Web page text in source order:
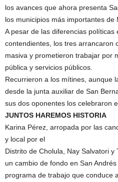
los avances que ahora presenta
los municipios más importantes de
A pesar de las diferencias políticas
contendientes, los tres arrancaron
masiva y prometieron trabajar por
pública y servicios públicos.
Recurrieron a los mítines, aunque
desde la junta auxiliar de San
sus dos oponentes los celebraron
JUNTOS HAREMOS HISTORIA
Karina Pérez, arropada por las
y local por el
Distrito de Cholula, Nay Salvatori
un cambio de fondo en San
programa de trabajo que conduce